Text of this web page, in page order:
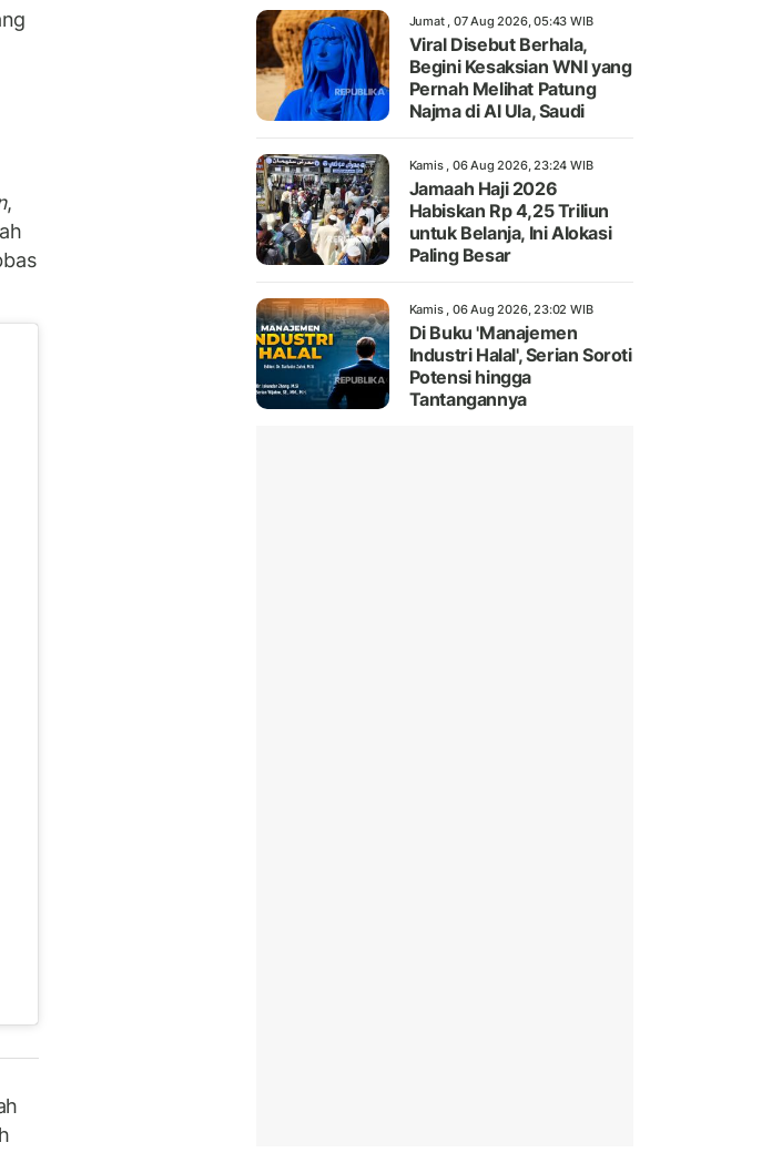
,
Jumat , 07 Aug 2026, 05:43 WIB
Viral Disebut Berhala,
Begini Kesaksian WNI yang
Pernah Melihat Patung
Najma di Al Ula, Saudi
Kamis , 06 Aug 2026, 23:24 WIB
Jamaah Haji 2026
Habiskan Rp 4,25 Triliun
untuk Belanja, Ini Alokasi
Paling Besar
Kamis , 06 Aug 2026, 23:02 WIB
Di Buku 'Manajemen
Industri Halal', Serian Soroti
Potensi hingga
Tantangannya